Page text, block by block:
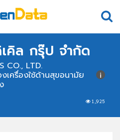
คิล กรุ๊ป จำกัด
CO., LTD.
1,925
ครื่องใช้ด้านสุขอนามัย